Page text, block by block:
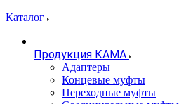
Каталог
Продукция КАМА
Адаптеры
Концевые муфты
Переходные муфты